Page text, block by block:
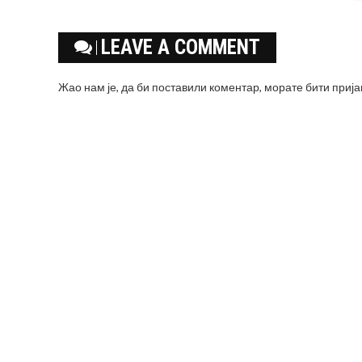
LEAVE A COMMENT
Жао нам је, да би поставили коментар, моратебити